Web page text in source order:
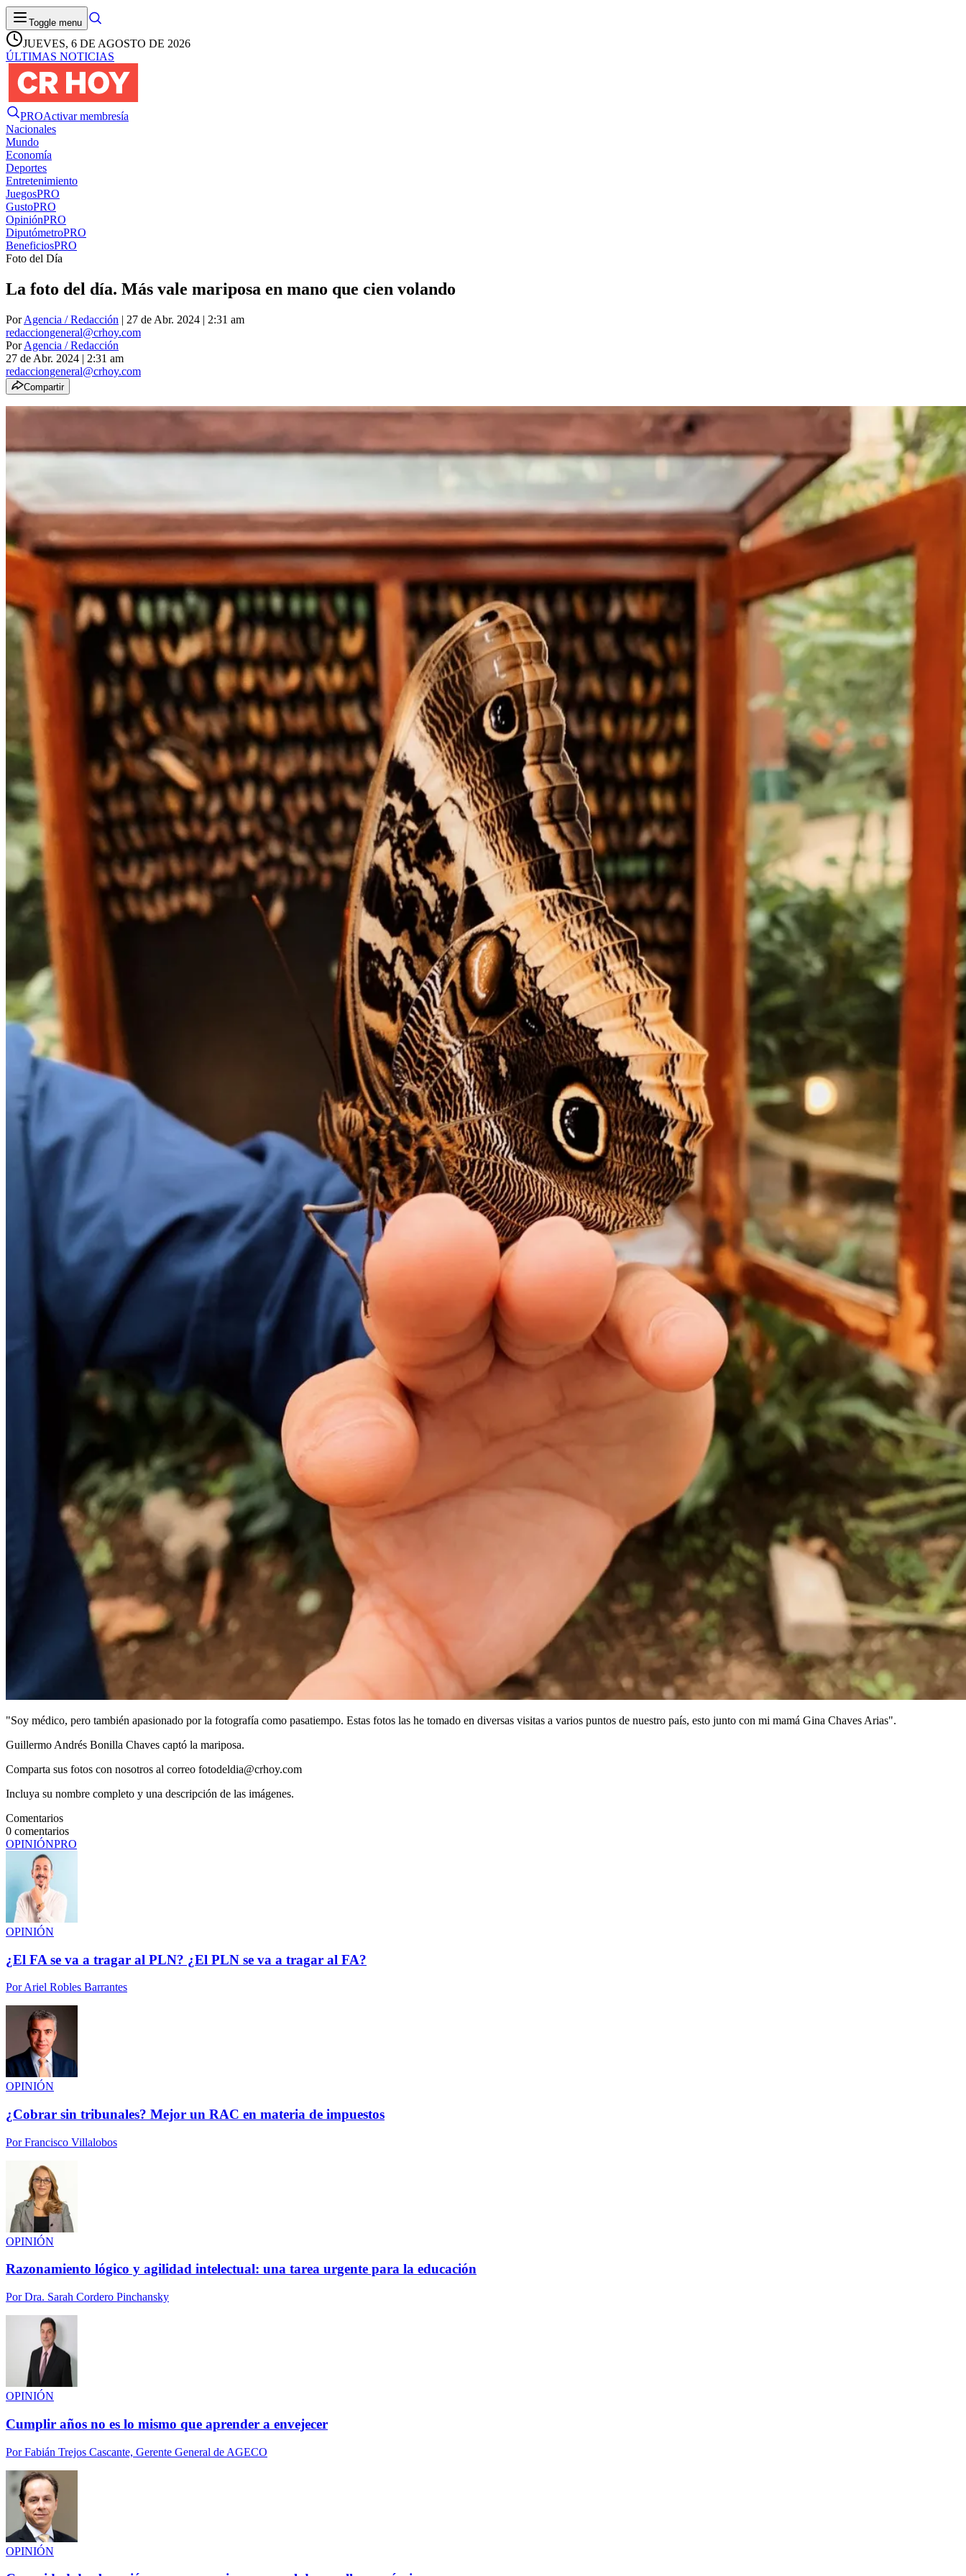
Toggle menu
JUEVES, 6 DE AGOSTO DE 2026
ÚLTIMAS NOTICIAS
PROActivar membresía
Nacionales
Mundo
Economía
Deportes
Entretenimiento
JuegosPRO
GustoPRO
OpiniónPRO
DiputómetroPRO
BeneficiosPRO
Foto del Día
La foto del día. Más vale mariposa en mano que cien volando
PorAgencia / Redacción | 27 de Abr. 2024 | 2:31 am
redacciongeneral@crhoy.com
PorAgencia / Redacción
27 de Abr. 2024 | 2:31 am
redacciongeneral@crhoy.com
Compartir
"Soy médico, pero también apasionado por la fotografía como pasatiempo. Estas fotos las he tomado en diversas visitas a varios puntos de nuestro país, esto junto con mi mamá Gina Chaves Arias".
Guillermo Andrés Bonilla Chaves captó la mariposa.
Comparta sus fotos con nosotros al correo fotodeldia@crhoy.com
Incluya su nombre completo y una descripción de las imágenes.
Comentarios
0 comentarios
OPINIÓNPRO
OPINIÓN
¿El FA se va a tragar al PLN? ¿El PLN se va a tragar al FA?
PorAriel Robles Barrantes
OPINIÓN
¿Cobrar sin tribunales? Mejor un RAC en materia de impuestos
PorFrancisco Villalobos
OPINIÓN
Razonamiento lógico y agilidad intelectual: una tarea urgente para la educación
PorDra. Sarah Cordero Pinchansky
OPINIÓN
Cumplir años no es lo mismo que aprender a envejecer
PorFabián Trejos Cascante, Gerente General de AGECO
OPINIÓN